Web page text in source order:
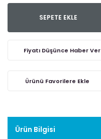
SEPETE EKLE
Fiyatı Düşünce Haber Ver
Ürün Bilgisi